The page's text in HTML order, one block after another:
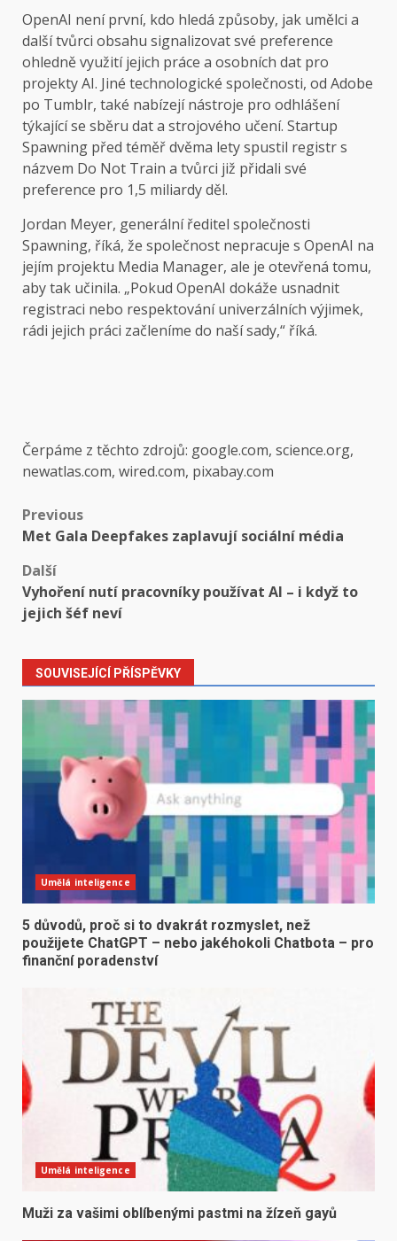
OpenAI není první, kdo hledá způsoby, jak umělci a
další tvůrci obsahu signalizovat své preference
ohledně využití jejich práce a osobních dat pro
projekty AI. Jiné technologické společnosti, od Adobe
po Tumblr, také nabízejí nástroje pro odhlášení
týkající se sběru dat a strojového učení. Startup
Spawning před téměř dvěma lety spustil registr s
názvem Do Not Train a tvůrci již přidali své
preference pro 1,5 miliardy děl.
Jordan Meyer, generální ředitel společnosti
Spawning, říká, že společnost nepracuje s OpenAI na
jejím projektu Media Manager, ale je otevřená tomu,
aby tak učinila. „Pokud OpenAI dokáže usnadnit
registraci nebo respektování univerzálních výjimek,
rádi jejich práci začleníme do naší sady,“ říká.
Čerpáme z těchto zdrojů: google.com, science.org,
newatlas.com, wired.com, pixabay.com
Post
navigation
Previous
Met Gala Deepfakes zaplavují sociální média
Další
Vyhoření nutí pracovníky používat AI – i když to
jejich šéf neví
SOUVISEJÍCÍ PŘÍSPĚVKY
Umělá inteligence
5 důvodů, proč si to dvakrát rozmyslet, než
použijete ChatGPT – nebo jakéhokoli Chatbota – pro
finanční poradenství
Umělá inteligence
Muži za vašimi oblíbenými pastmi na žízeň gayů